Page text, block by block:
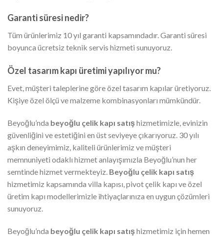
Garanti süresi nedir?
Tüm ürünlerimiz 10 yıl garanti kapsamındadır. Garanti süresi
boyunca ücretsiz teknik servis hizmeti sunuyoruz.
Özel tasarım kapı üretimi yapılıyor mu?
Evet, müşteri taleplerine göre özel tasarım kapılar üretiyoruz.
Kişiye özel ölçü ve malzeme kombinasyonları mümkündür.
Beyoğlu’nda beyoğlu çelik kapı satışhizmetimizle, evinizin
güvenliğini ve estetiğini en üst seviyeye çıkarıyoruz. 30 yılı
aşkın deneyimimiz, kaliteli ürünlerimiz ve müşteri
memnuniyeti odaklı hizmet anlayışımızla Beyoğlu’nun her
semtinde hizmet vermekteyiz. Beyoğlu çelik kapı satış
hizmetimiz kapsamında villa kapısı, pivot çelik kapı ve özel
üretim kapı modellerimizle ihtiyaçlarınıza en uygun çözümleri
sunuyoruz.
Beyoğlu’nda beyoğlu çelik kapı satışhizmetimiz için hemen